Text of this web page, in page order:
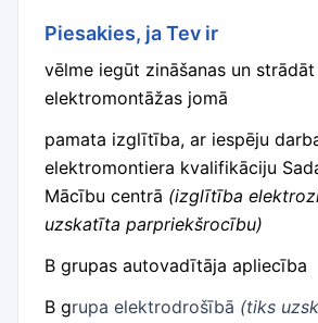
Piesakies, ja Tev ir
vēlme iegūt zināšanas un strādāt
elektromontāžas jomā
pamata izglītība, ar iespēju
elektromontiera kvalifikāciju
Mācību centrā (izglītība
uzskatīta parpriekšrocību)
B grupas autovadītāja apliecība
B grupa elektrodrošībā (tiks